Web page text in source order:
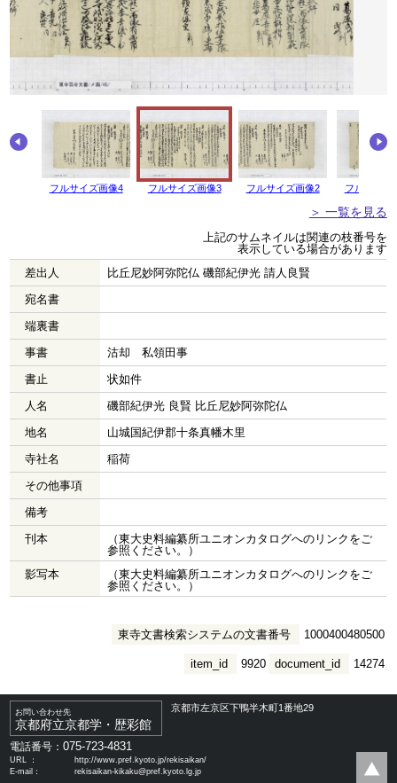
フルサイズ画像4 フルサイズ画像3 フルサイズ画像2 フルサイズ
＞ 一覧を見る
上記のサムネイルは関連の枝番号を
表示している場合があります
差出人
比丘尼妙阿弥陀仏 磯部紀伊光 請人良賢
宛名書
端裏書
事書
沽却 私領田事
書止
状如件
人名
磯部紀伊光 良賢 比丘尼妙阿弥陀仏
地名
山城国紀伊郡十条真幡木里
寺社名
稲荷
その他事項
備考
刊本
（東大史料編纂所ユニオンカタログへのリンクをご
参照ください。）
影写本
（東大史料編纂所ユニオンカタログへのリンクをご
参照ください。）
東寺文書検索システムの文書番号 1000400480500
document_id 14274
item_id 9920
お問い合わせ先
京都府立京都学・歴彩館
京都市左京区下鴨半木町1番地29
電話番号：075-723-4831
URL ：
http://www.pref.kyoto.jp/rekisaikan/
E-mail：
rekisaikan-kikaku@pref.kyoto.lg.jp